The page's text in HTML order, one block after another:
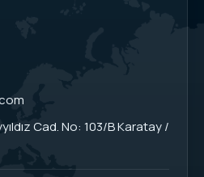
Cad. No: 103/B Karatay /